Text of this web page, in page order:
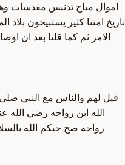
اموال مباح تدنيس مقدسات
تاريخ امتنا كثير يستبيحون بلاد
الامر ثم كما قلنا بعد ان
قيل لهم والناس مع النبي
الله ابن رواحه رضي الله
رواحه صح حبكم الله